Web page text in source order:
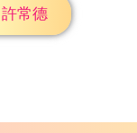
許常德